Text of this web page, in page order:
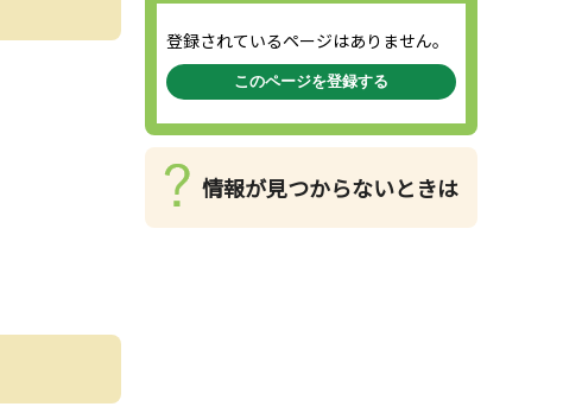
登録されているページはありません。
このページを登録する
情報が見つからないときは